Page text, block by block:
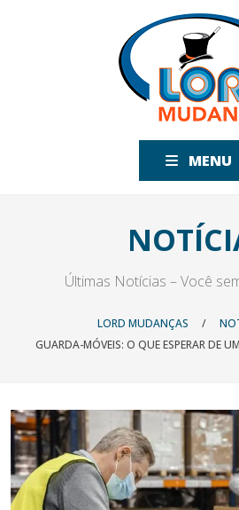
MENU
Últimas Notícias – Você
LORD MUDANÇAS /
GUARDA-MÓVEIS: O QUE ESPERAR DE